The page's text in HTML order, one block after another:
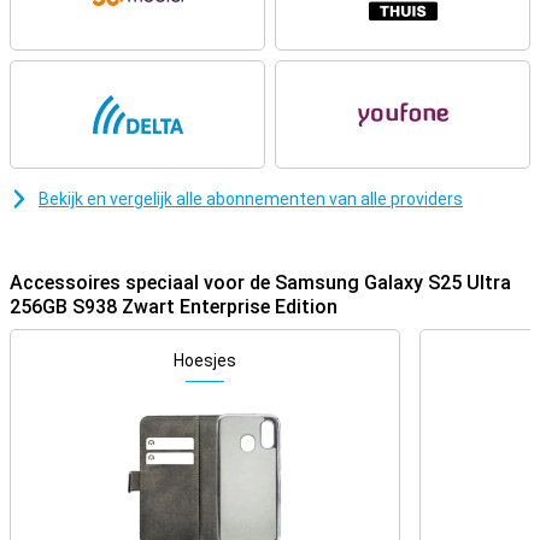
je eenvoudig apparaten en bescherm je gevoelige gegevens dankzij
Enterprise.
Geavanceerde camera’s
topklasse. De hoofdcamera heeft een resolutie van 200 megapixel,
ideaal voor haarscherpe foto’s in vrijwel elke situatie. Daarnaast zijn
er drie extra lenzen toegevoegd. Er is een 50MP-telelens en een
opnames. Voor selfies is er een 12MP-frontcamera die zorgt voor
prachtige zelfportretten en vloeiende videogesprekken. Of je nu
een landschap wilt vastleggen of een spontane selfie wilt maken,
met de Galaxy S25 Ultra maak je altijd een perfecte opname.
Omdat de camera-functionaliteiten worden aangedreven door AI,
ervoor dat je prachtige portretfoto’s maakt, doordat de AI het
object wat je wilt fotograferen kan herkennen. De Nightography
functie zorgt voor de mooiste foto’s en video’s in het donker en met
de functie Audio Eraser kan je storende achtergrondgeluiden uit
video opnames verwijderen.
Bekijk en vergelijk alle abonnementen van alle providers
Accessoires speciaal voor de Samsung Galaxy S25 Ultra
256GB S938 Zwart Enterprise Edition
Hoesjes